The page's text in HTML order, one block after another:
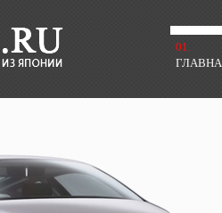
01.